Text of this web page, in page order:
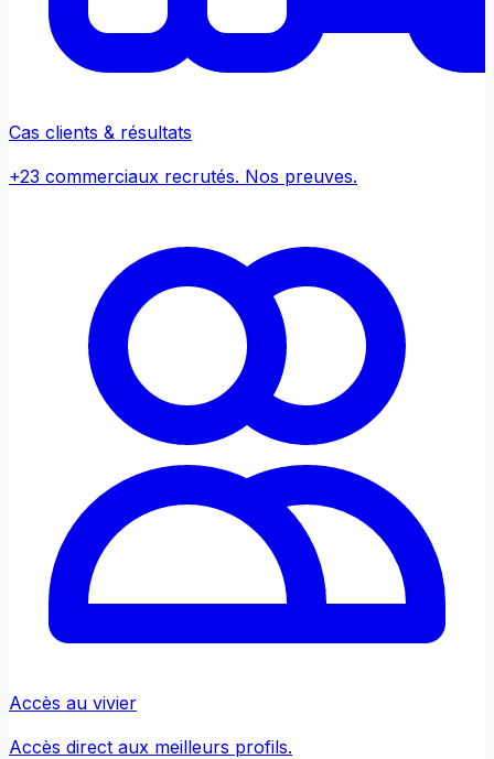
Cas clients & résultats
+23 commerciaux recrutés. Nos preuves.
Accès au vivier
Accès direct aux meilleurs profils.